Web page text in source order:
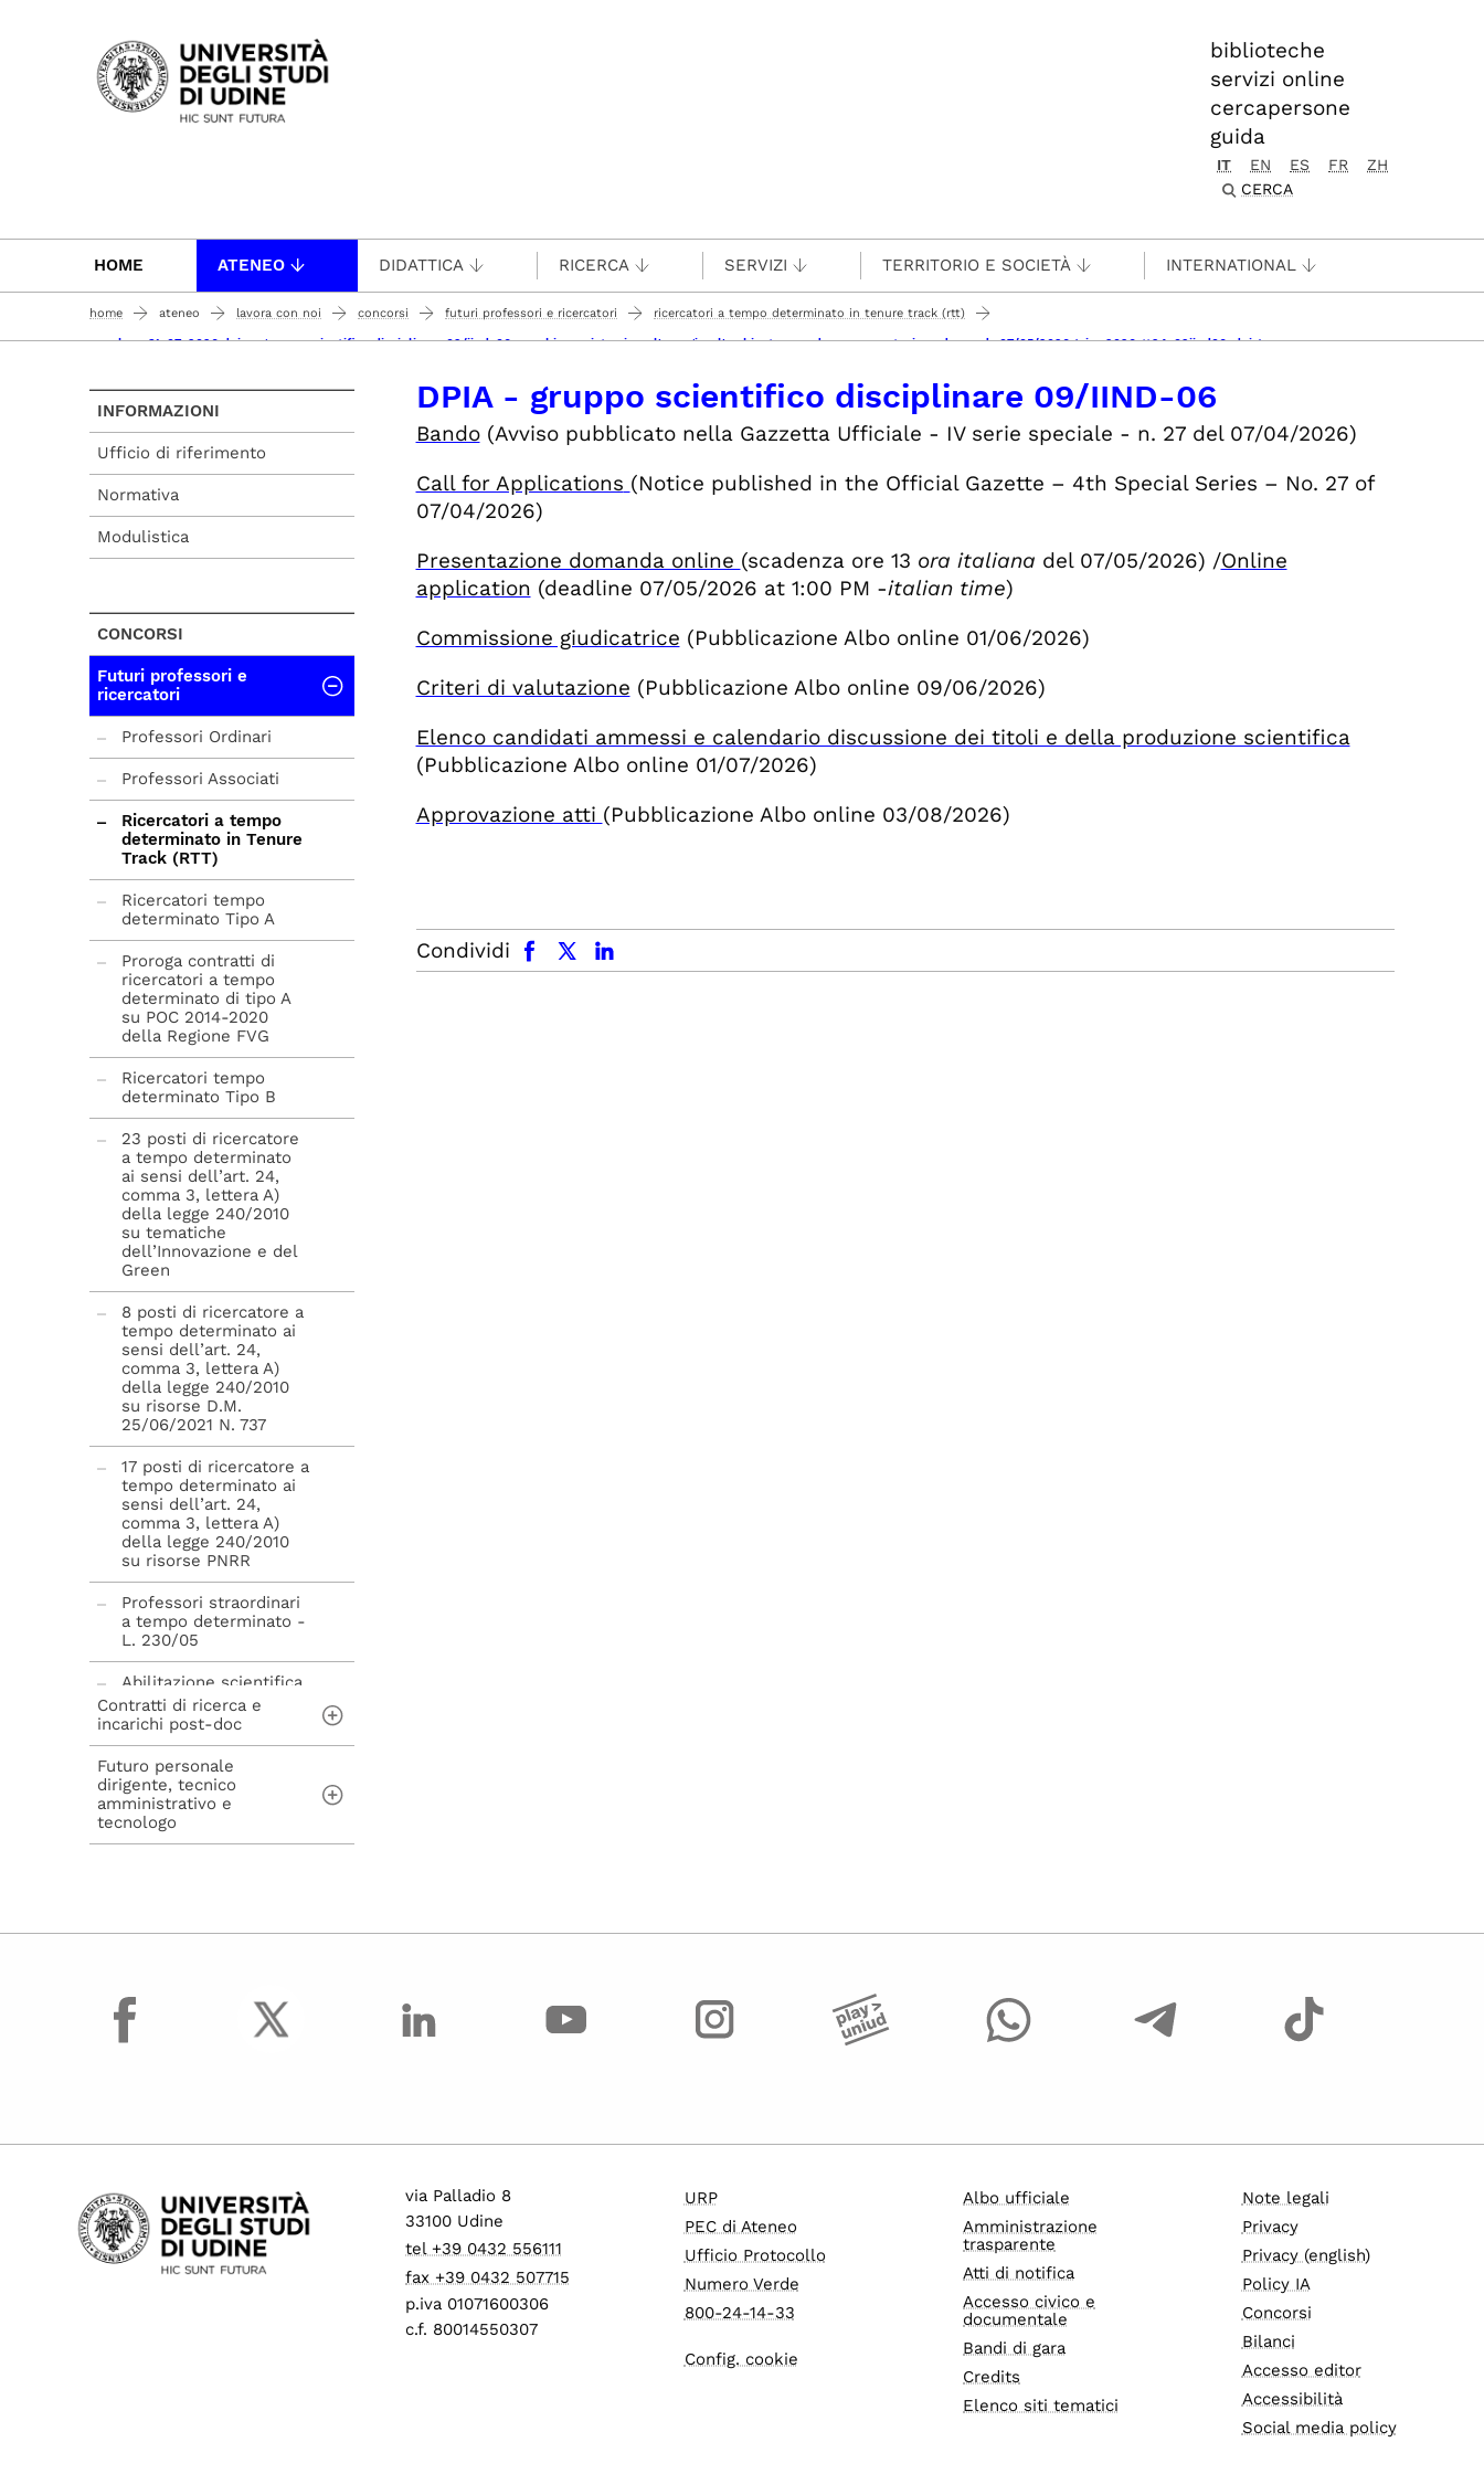
Passa al contenuto principale
biblioteche
servizi online
cercapersone
guida
IT EN ES FR
ZH
CERCA
HOME ATENEO DIDATTICA RICERCA SERVIZI TERRITORIO E SOCIETÀ INTERNATIONAL
home ateneo lavora con noi concorsi futuri professori e ricercatori ricercatori a tempo determinato in tenure track (rtt)
concluso 31_07_2026 dpia - gruppo scientifico disciplinare 09/iind-06 macchine e sistemi per l'energia e l'ambiente - scadenza presentazione domande 07/05/2026 (pica 2026rtt24-09iind06_dpia)
DPIA - gruppo scientifico disciplinare 09/IIND-06
Bando (Avviso pubblicato nella Gazzetta Ufficiale - IV serie speciale - n. 27 del 07/04/2026)
Call for Applications (Notice published in the Official Gazette – 4th Special Series – No. 27 of
07/04/2026)
Presentazione domanda online (scadenza ore 13 ora italiana del 07/05/2026) /Online
application (deadline 07/05/2026 at 1:00 PM -italian time)
Commissione giudicatrice (Pubblicazione Albo online 01/06/2026)
Criteri di valutazione (Pubblicazione Albo online 09/06/2026)
Elenco candidati ammessi e calendario discussione dei titoli e della produzione scientifica
(Pubblicazione Albo online 01/07/2026)
Approvazione atti (Pubblicazione Albo online 03/08/2026)
Condividi
facebook x.com linkedin
INFORMAZIONI
Ufficio di riferimento
Normativa
Modulistica
CONCORSI
Futuri professori e
ricercatori
Professori Ordinari
Professori Associati
Ricercatori a tempo
determinato in Tenure
Track (RTT)
Ricercatori tempo
determinato Tipo A
Proroga contratti di
ricercatori a tempo
determinato di tipo A
su POC 2014-2020
della Regione FVG
Ricercatori tempo
determinato Tipo B
23 posti di ricercatore
a tempo determinato
ai sensi dell’art. 24,
comma 3, lettera A)
della legge 240/2010
su tematiche
dell’Innovazione e del
Green
8 posti di ricercatore a
tempo determinato ai
sensi dell’art. 24,
comma 3, lettera A)
della legge 240/2010
su risorse D.M.
25/06/2021 N. 737
17 posti di ricercatore a
tempo determinato ai
sensi dell’art. 24,
comma 3, lettera A)
della legge 240/2010
su risorse PNRR
Professori straordinari
a tempo determinato -
L. 230/05
Abilitazione scientifica
nazionale - L. 240/10
Contratti di ricerca e
incarichi post-doc
Contratti di ricerca ai
sensi dell'art. 22 della
Legge n. 240/2010
Incarichi post-doc ai
Futuro personale
dirigente, tecnico
amministrativo e
tecnologo
Dirigente, Tecnologo e
Procedure di mobilità
per personale tecnico
amministrativo
esperti linguistici
Assunzioni Tecnologi
tempo determinato
facebook
via Palladio 8
33100 Udine
tel +39 0432 556111
fax +39 0432 507715
p.iva 01071600306
c.f. 80014550307
URP
PEC di Ateneo
Ufficio Protocollo
Numero Verde
800-24-14-33
Config. cookie
Albo ufficiale
Amministrazione
trasparente
Atti di notifica
Accesso civico e
documentale
Bandi di gara
Credits
Elenco siti tematici
Note legali
Privacy
Privacy (english)
Policy IA
Concorsi
Bilanci
Accesso editor
Accessibilità
Social media policy